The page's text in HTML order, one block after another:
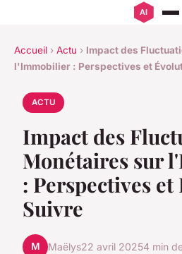
Accueil › Actu › Impact des
l'Immobilier : Perspectives et
ACTU
Impact des
Monétaires sur
: Perspectives
Suivre
M Maëlys22 avril 20254 min